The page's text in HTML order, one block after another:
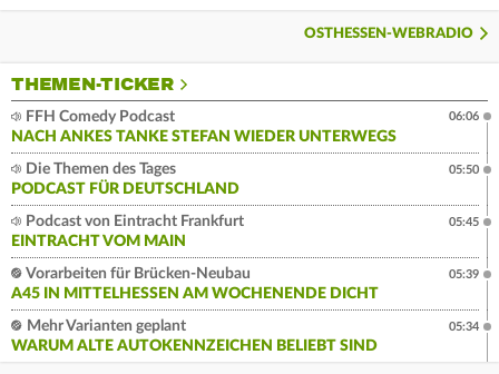
OSTHESSEN-WEBRADIO
THEMEN-TICKER
FFH Comedy Podcast
NACH ANKES TANKE STEFAN WIEDER UNTERWEGS
06:06
Die Themen des Tages
PODCAST FÜR DEUTSCHLAND
05:50
Podcast von Eintracht Frankfurt
EINTRACHT VOM MAIN
05:45
Vorarbeiten für Brücken-Neubau
A45 IN MITTELHESSEN AM WOCHENENDE DICHT
05:39
Mehr Varianten geplant
WARUM ALTE AUTOKENNZEICHEN BELIEBT SIND
05:34